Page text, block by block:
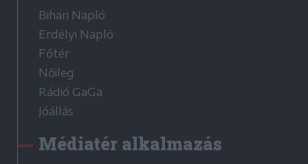
Bihari Napló
Erdélyi Napló
Főtér
Nőileg
Rádió GaGa
Jóállás
Médiatér alkalmazás